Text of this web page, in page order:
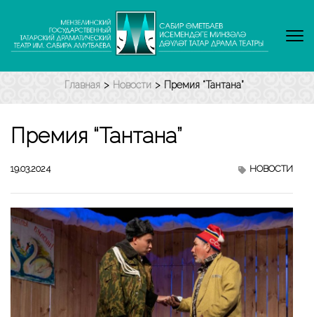
содержимому
Enter)
Главная > Новости > Премия “Тантана”
Премия “Тантана”
19.03.2024 НОВОСТИ